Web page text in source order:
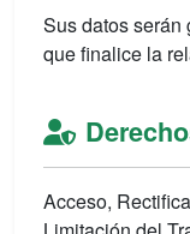
Sus datos serán
que finalice la
Acceso,